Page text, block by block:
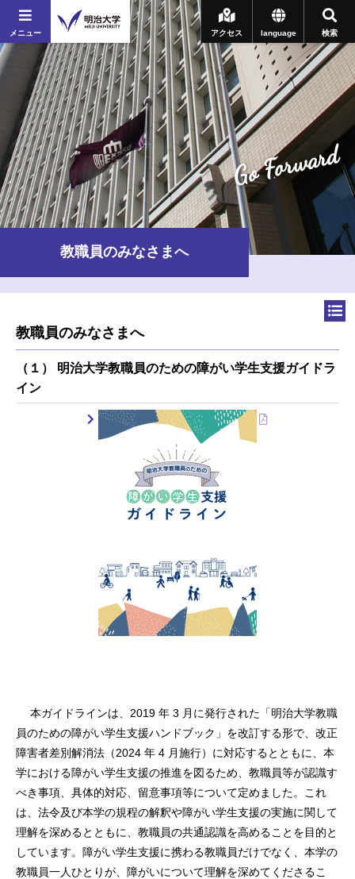
メニュー 検索
language
アクセス
Go Forward
教職員のみなさまへ
教職員のみなさまへ
（１） 明治大学教職員のための障がい学生支援ガイドラ
イン
本ガイドラインは、2019 年 3 月に発行された「明治大学教職
員のための障がい学生支援ハンドブック」を改訂する形で、改正
障害者差別解消法（2024 年 4 月施行）に対応するとともに、本
学における障がい学生支援の推進を図るため、教職員等が認識す
べき事項、具体的対応、留意事項等について定めました。これ
は、法令及び本学の規程の解釈や障がい学生支援の実施に関して
理解を深めるとともに、教職員の共通認識を高めることを目的と
しています。障がい学生支援に携わる教職員だけでなく、本学の
教職員一人ひとりが、障がいについて理解を深めてくださるこ